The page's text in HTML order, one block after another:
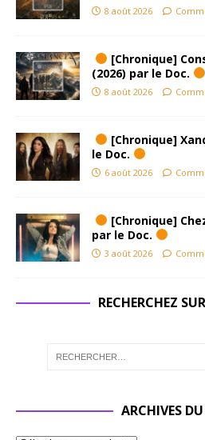
8 août 2026
[Chronique]
(2026) par le Doc.
8 août 2026
[Chronique]
le Doc.
6 août 2026
[Chronique]
par le Doc.
3 août 2026
RECHERCHEZ
ARCHIVES